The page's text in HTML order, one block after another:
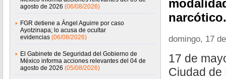
agosto de 2026 (06/08/2026)
FGR detiene a Ángel Aguirre por caso
Ayotzinapa; lo acusa de ocultar
evidencias (06/08/2026)
El Gabinete de Seguridad del Gobierno de
México informa acciones relevantes del 04 de
agosto de 2026 (05/08/2026)
narcótico.
domingo, 17
17 de
Ciudad de